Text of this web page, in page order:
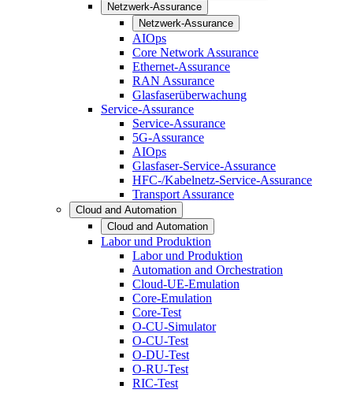
Netzwerk-Assurance
Netzwerk-Assurance
AIOps
Core Network Assurance
Ethernet-Assurance
RAN Assurance
Glasfaserüberwachung
Service-Assurance
Service-Assurance
5G-Assurance
AIOps
Glasfaser-Service-Assurance
HFC-/Kabelnetz-Service-Assurance
Transport Assurance
Cloud and Automation
Cloud and Automation
Labor und Produktion
Labor und Produktion
Automation and Orchestration
Cloud-UE-Emulation
Core-Emulation
Core-Test
O-CU-Simulator
O-CU-Test
O-DU-Test
O-RU-Test
RIC-Test